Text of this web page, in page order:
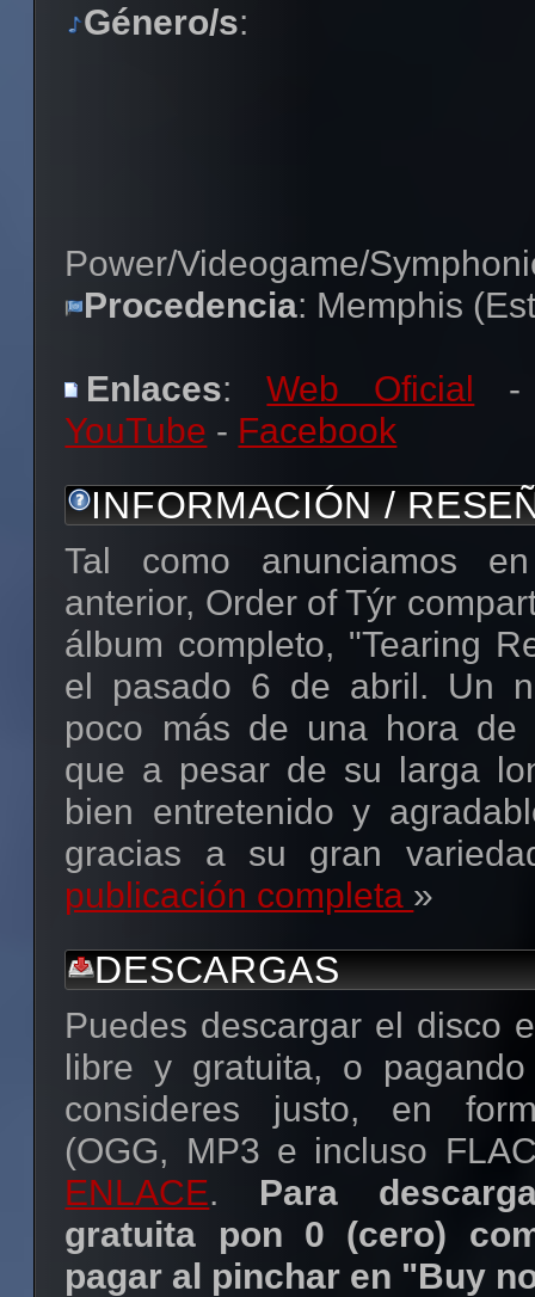
Género/s:
Power/Videogame/
Procedencia: Memphis
Enlaces:Web Oficial
YouTube - Facebook
INFORMACIÓN /
Tal como anunciamos
anterior, Order of Týr
álbum completo, "Tearing
el pasado 6 de abril. Un
poco más de una hora de
que a pesar de su larga
bien entretenido y
gracias a su gran
publicación completa »
DESCARGAS
Puedes descargar el disco
libre y gratuita, o
consideres justo, en
(OGG, MP3 e incluso
ENLACE. Para
gratuita pon 0 (cero)
pagar al pinchar en "Buy